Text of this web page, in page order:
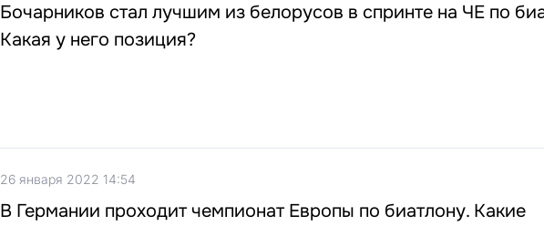
Бочарников стал лучшим из белорусов в спринте на ЧЕ по
Какая у него позиция?
26 января 2022 14:54
В Германии проходит чемпионат Европы по биатлону. Какие